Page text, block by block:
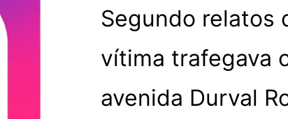
Segundo relatos
vítima trafegava
avenida Durval